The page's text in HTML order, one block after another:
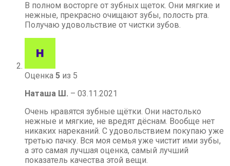
В полном восторге от зубных щеток. Они мягкие и
нежные, прекрасно очищают зубы, полость рта.
Получаю удовольствие от чистки зубов.
Оценка 5 из 5
Наташа Ш. – 03.11.2021
Очень нравятся зубные щётки. Они настолько
нежные и мягкие, не вредят дёснам. Вообще нет
никаких нареканий. С удовольствием покупаю уже
третью пачку. Вся моя семья уже чистит ими зубы,
а это самая лучшая оценка, самый лучший
показатель качества этой вещи.